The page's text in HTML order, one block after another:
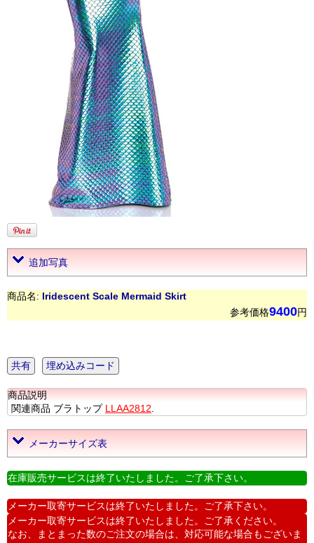
追加写真
商品名: Iridescent Scale Mermaid Skirt
参考価格9400円
共有 埋め込みコード
商品説明
関連商品 ブラトップ LLAA2812
メーカーサイズ表
在庫販売サービスは終了いたしました。ご了承下さい。
メーカー取寄サービスは終了いたしました。ご了承下さい。
メーカー取寄サービスは終了いたしました。ご了承ください。
なお、まとまった数のご注文の場合は、対応可能な場合もございま